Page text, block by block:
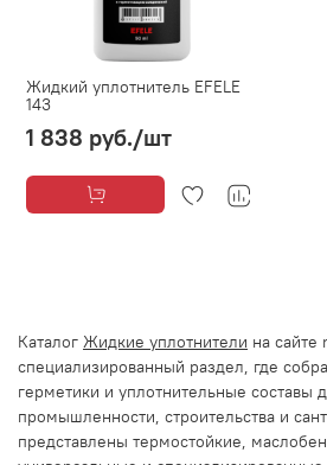
Жидкий уплотнитель EFELE
143
1 838 руб./шт
Каталог Жидкие уплотнители на сайте
специализированный раздел, где
герметики и уплотнительные составы
промышленности, строительства и
представлены термостойкие,